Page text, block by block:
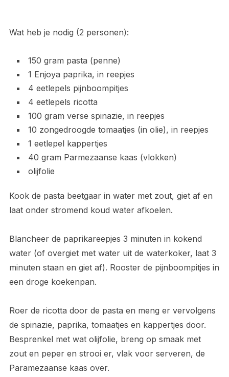
Wat heb je nodig (2 personen):
150 gram pasta (penne)
1 Enjoya paprika, in reepjes
4 eetlepels pijnboompitjes
4 eetlepels ricotta
100 gram verse spinazie, in reepjes
10 zongedroogde tomaatjes (in olie), in reepjes
1 eetlepel kappertjes
40 gram Parmezaanse kaas (vlokken)
olijfolie
Kook de pasta beetgaar in water met zout, giet af en
laat onder stromend koud water afkoelen.
Blancheer de paprikareepjes 3 minuten in kokend
water (of overgiet met water uit de waterkoker, laat 3
minuten staan en giet af). Rooster de pijnboompitjes in
een droge koekenpan.
Roer de ricotta door de pasta en meng er vervolgens
de spinazie, paprika, tomaatjes en kappertjes door.
Besprenkel met wat olijfolie, breng op smaak met
zout en peper en strooi er, vlak voor serveren, de
Paramezaanse kaas over.